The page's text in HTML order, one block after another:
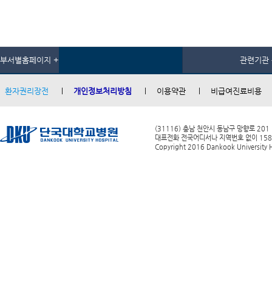
부서별홈페이지 + 관련기관
환자권리장전 개인정보처리방침 이용약관 비급여진료비용
(31116) 충남 천안시 동남구 망향로 201
대표전화 전국어디서나 지역번호 없이
Copyright 2016 Dankook University